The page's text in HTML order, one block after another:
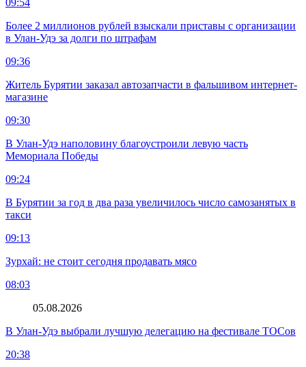
09:54
Более 2 миллионов рублей взыскали приставы с организации
в Улан-Удэ за долги по штрафам
09:36
Житель Бурятии заказал автозапчасти в фальшивом интернет-
магазине
09:30
В Улан-Удэ наполовину благоустроили левую часть
Мемориала Победы
09:24
В Бурятии за год в два раза увеличилось число самозанятых в
такси
09:13
Зурхай: не стоит сегодня продавать мясо
08:03
05.08.2026
В Улан-Удэ выбрали лучшую делегацию на фестивале ТОСов
20:38